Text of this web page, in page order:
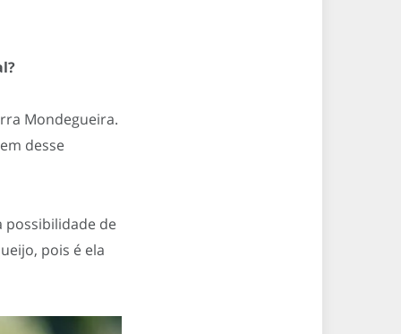
Mondegueira.
desse
possibilidade de
pois é ela